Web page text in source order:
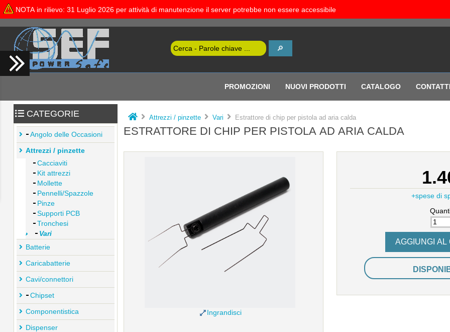
NOTA in rilievo: 31 Luglio 2026 per attività di manutenzione il server potrebbe non essere accessibile
PROMOZIONI NUOVI PRODOTTI CATALOGO CONTATTI
CATEGORIE
Angolo delle Occasioni
Attrezzi / pinzette
Cacciaviti
Kit attrezzi
Mollette
Pennelli/Spazzole
Pinze
Supporti PCB
Tronchesi
Vari
Batterie
Caricabatterie
Cavi/connettori
Chipset
Componentistica
Dispenser
Attrezzi / pinzette Vari Estrattore di chip per pistola ad aria calda
ESTRATTORE DI CHIP PER PISTOLA AD ARIA CALDA
Ingrandisci
+spese di